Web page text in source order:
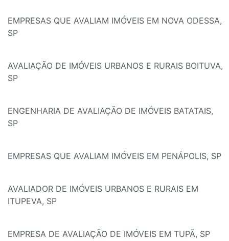
EMPRESAS QUE AVALIAM IMÓVEIS EM NOVA ODESSA,
SP
AVALIAÇÃO DE IMÓVEIS URBANOS E RURAIS BOITUVA,
SP
ENGENHARIA DE AVALIAÇÃO DE IMÓVEIS BATATAIS,
SP
EMPRESAS QUE AVALIAM IMÓVEIS EM PENÁPOLIS, SP
AVALIADOR DE IMÓVEIS URBANOS E RURAIS EM
ITUPEVA, SP
EMPRESA DE AVALIAÇÃO DE IMÓVEIS EM TUPÃ, SP